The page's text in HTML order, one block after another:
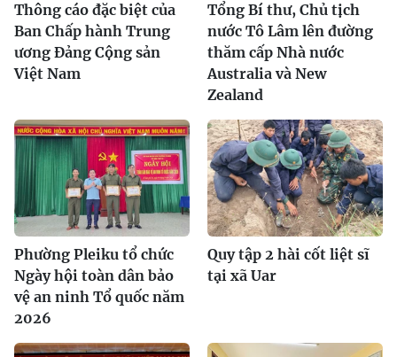
Thông cáo đặc biệt của
Ban Chấp hành Trung
ương Đảng Cộng sản
Việt Nam
Tổng Bí thư, Chủ tịch
nước Tô Lâm lên đường
thăm cấp Nhà nước
Australia và New
Zealand
Phường Pleiku tổ chức
Ngày hội toàn dân bảo
vệ an ninh Tổ quốc năm
2026
Quy tập 2 hài cốt liệt sĩ
tại xã Uar